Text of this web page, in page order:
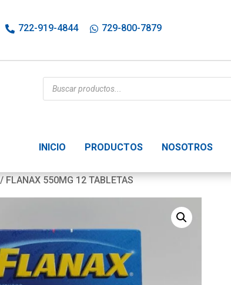
722-919-4844 729-800-7879
Búsqueda
de
productos
INICIO PRODUCTOS NOSOTROS
/ FLANAX 550MG 12 TABLETAS